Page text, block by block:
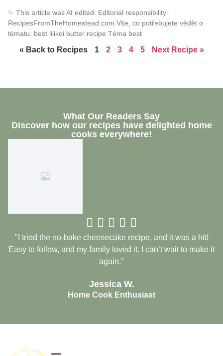
✨ This article was AI edited. Editorial responsibility:
RecipesFromTheHomestead.com.Vše, co potřebujete vědět o
tématu: best lilikoi butter recipe Téma best
« Back to Recipes 1 2 3 4 5 Next Recipe »
What Our Readers Say
Discover how our recipes have delighted home
cooks everywhere!
    
"I tried the no-bake cheesecake recipe, and it was a hit!
Easy to follow, and my family loved it. I can’t wait to make it
again."
Jessica W.
Home Cook Enthusiast